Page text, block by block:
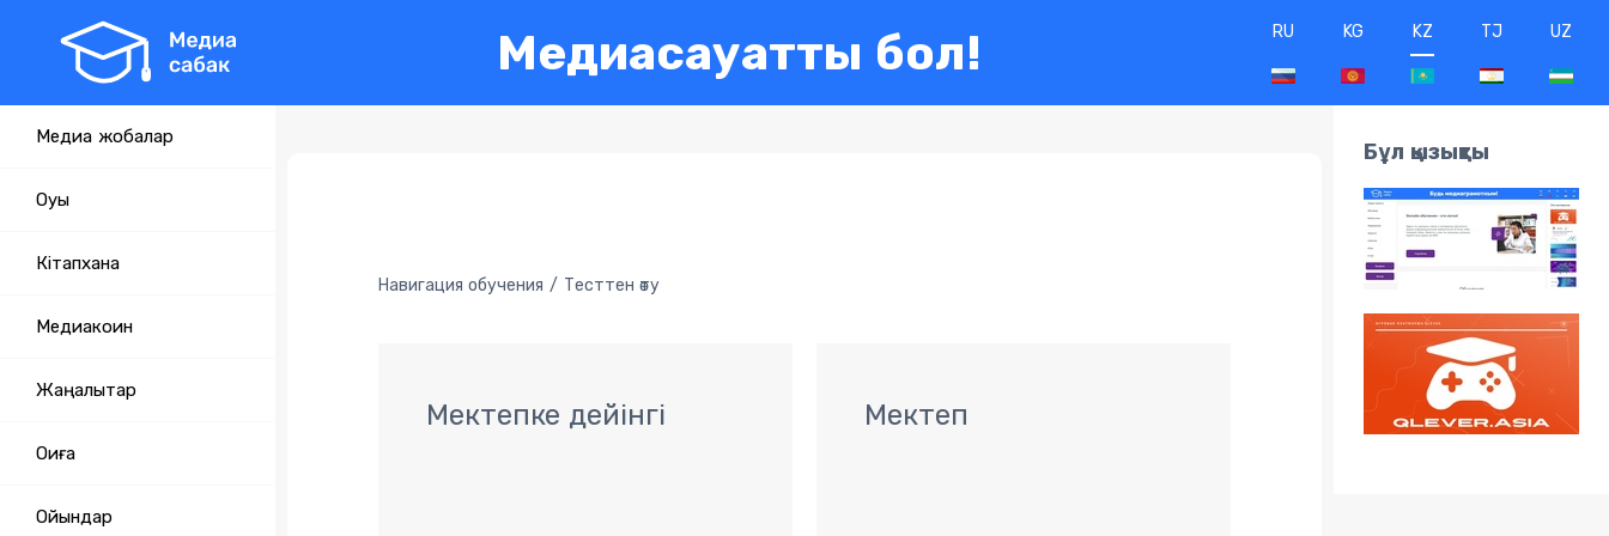
Медиасауатты бол! RU KG KZ TJ UZ
Медиа жобалар
Оқуы
Кітапхана
Медиакоин
Жаңалықтар
Оқиға
Ойындар
Навигация обучения Тесттен өту
Мектепке дейінгі Мектеп
Бұл қызықты